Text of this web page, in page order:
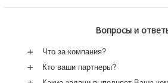
Вопросы и
+ Что за компания?
+ Кто ваши партнеры?